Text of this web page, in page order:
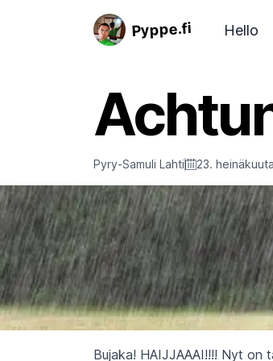
Pyppe.fi Hello
Pyry-Samuli Lahti 23.
Bujaka! HAIJJAAAI!!!! Nyt on